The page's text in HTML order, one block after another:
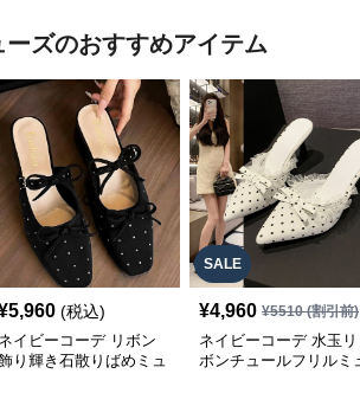
ーズのおすすめアイテム
5,960 (税込)
ネイビーコーデ リボン
り輝き石散りばめミュ
SALE
¥4,960 ¥5510(割引前)
ネイビーコーデ 水玉リ
ボンチュールフリルミ